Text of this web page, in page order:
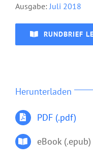
Ausgabe: Juli 2018
RUNDBRIEF
Herunterladen
PDF (.pdf)
eBook (.epub)